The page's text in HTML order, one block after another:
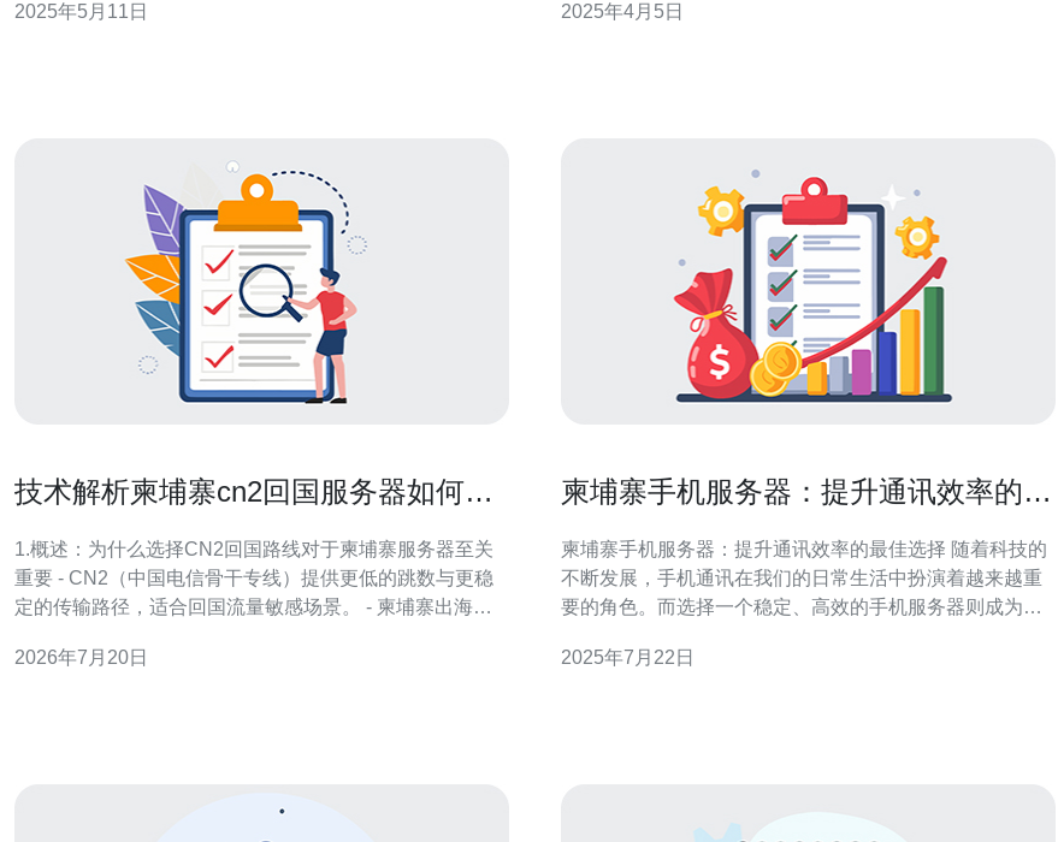
成本，同时提供了可靠的服务。 柬埔寨免费服务器服务提
2025年5月11日
柬埔寨服务器租用的优势 选择柬埔寨作为服务器租用的地
2025年4月5日
技术解析柬埔寨cn2回国服务器如何减
1.概述：为什么选择CN2回国路线对于柬埔寨服务器至关
重要 - CN2（中国电信骨干专线）提供更低的跳数与更稳
定的传输路径，适合回国流量敏感场景。 - 柬埔寨出海到
包与抖动较明显。 - 通过CN2可以显著降低中间拥塞点数
2026年7月20日
柬埔寨手机服务器：提升通讯效率的最
柬埔寨手机服务器：提升通讯效率的最佳选择 随着科技的
不断发展，手机通讯在我们的日常生活中扮演着越来越重
要的角色。而选择一个稳定、高效的手机服务器则成为了
商，但如何选择最适合自己的呢？本文将为您介绍柬埔寨
2025年7月22日